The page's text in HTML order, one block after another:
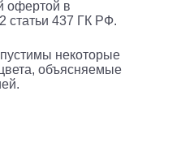
офертой в
статьи 437 ГК РФ.
некоторые
объясняемые